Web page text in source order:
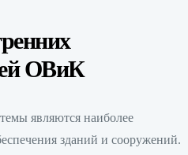
ОВиК
являются наиболее
зданий и сооружений.